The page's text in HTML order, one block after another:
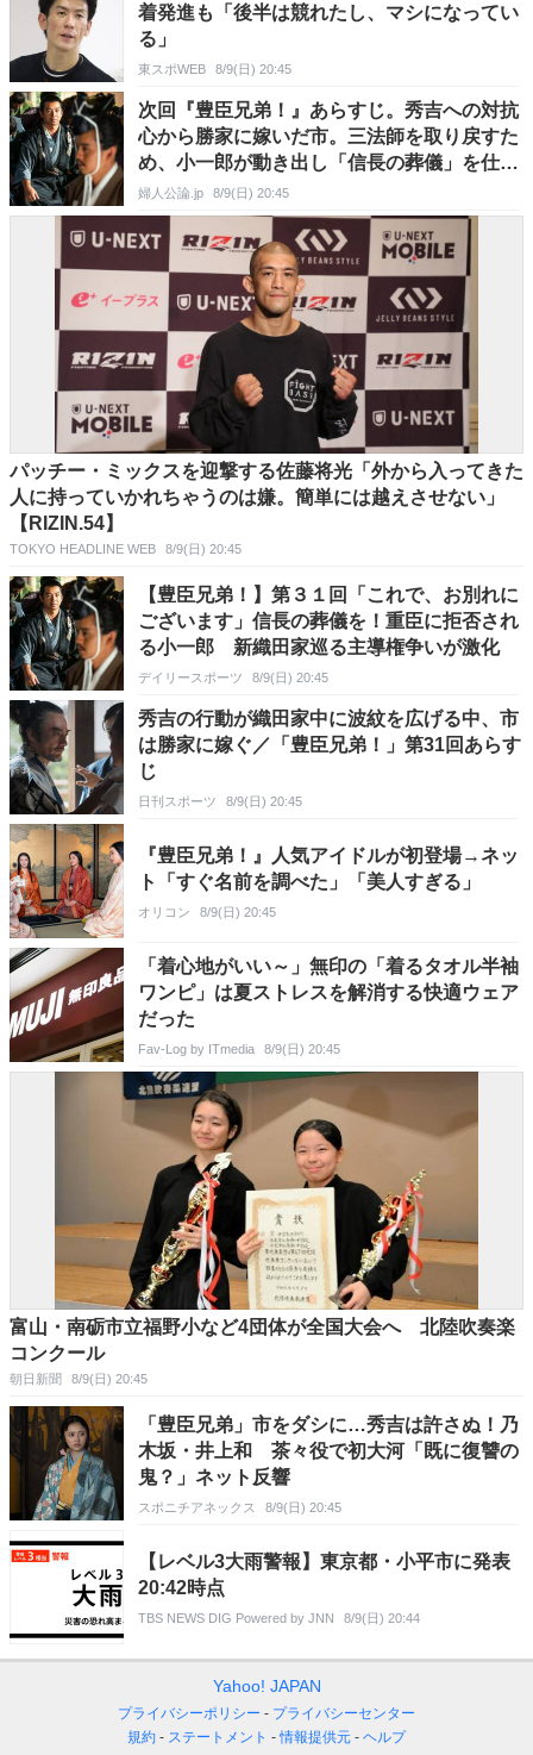
着発進も「後半は競れたし、マシになってい
る」
東スポWEB 8/9(日) 20:45
次回『豊臣兄弟！』あらすじ。秀吉への対抗
心から勝家に嫁いだ市。三法師を取り戻すた
め、小一郎が動き出し「信長の葬儀」を仕掛
けるが…＜ネタバレあり＞
婦人公論.jp 8/9(日) 20:45
パッチー・ミックスを迎撃する佐藤将光「外から入ってきた
人に持っていかれちゃうのは嫌。簡単には越えさせない」
【RIZIN.54】
TOKYO HEADLINE WEB 8/9(日) 20:45
【豊臣兄弟！】第３１回「これで、お別れに
ございます」信長の葬儀を！重臣に拒否され
る小一郎 新織田家巡る主導権争いが激化
デイリースポーツ 8/9(日) 20:45
秀吉の行動が織田家中に波紋を広げる中、市
は勝家に嫁ぐ／「豊臣兄弟！」第31回あらす
じ
日刊スポーツ 8/9(日) 20:45
『豊臣兄弟！』人気アイドルが初登場→ネッ
ト「すぐ名前を調べた」「美人すぎる」
オリコン 8/9(日) 20:45
「着心地がいい～」無印の「着るタオル半袖
ワンピ」は夏ストレスを解消する快適ウェア
だった
Fav-Log by ITmedia 8/9(日) 20:45
富山・南砺市立福野小など4団体が全国大会へ 北陸吹奏楽
コンクール
朝日新聞 8/9(日) 20:45
「豊臣兄弟」市をダシに…秀吉は許さぬ！乃
木坂・井上和 茶々役で初大河「既に復讐の
鬼？」ネット反響
スポニチアネックス 8/9(日) 20:45
【レベル3大雨警報】東京都・小平市に発表
20:42時点
TBS NEWS DIG Powered by JNN 8/9(日) 20:44
Yahoo! JAPAN
プライバシーポリシー
プライバシーセンター
規約
ステートメント 情報提供元 ヘルプ